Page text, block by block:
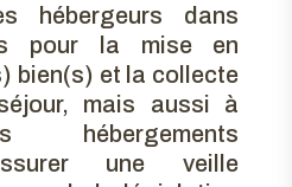
hébergeurs dans
pour la mise en
bien(s) et la collecte
mais aussi à
hébergements
une veille